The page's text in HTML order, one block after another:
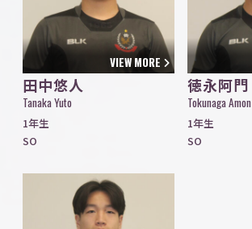
VIEW MORE
田中悠人
Tanaka Yuto
1年生
SO
徳永阿門
Tokunaga Amon
1年生
SO